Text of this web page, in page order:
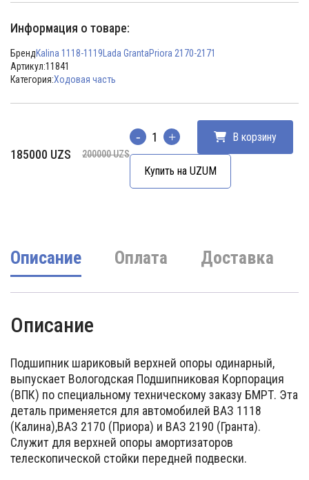
Информация о товаре:
БрендKalina 1118-1119 Lada GrantaPriora 2170-2171
Артикул:11841
Категория:Ходовая часть
200000UZS
Первоначальная
185000 UZS
Текущая
Количество В корзину
Купить на UZUM
Описание Оплата Доставка
Описание
Подшипник шариковый верхней опоры одинарный,
выпускает Вологодская Подшипниковая Корпорация
(ВПК) по специальному техническому заказу БМРТ. Эта
деталь применяется для автомобилей ВАЗ 1118
(Калина),ВАЗ 2170 (Приора) и ВАЗ 2190 (Гранта).
Служит для верхней опоры амортизаторов
телескопической стойки передней подвески.